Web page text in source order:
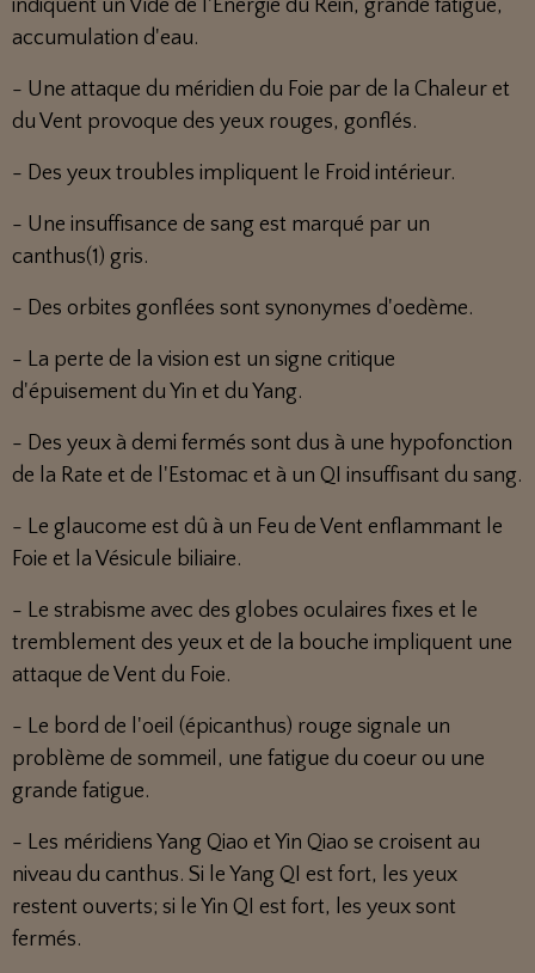
indiquent un Vide de l'Energie du Rein, grande fatigue,
accumulation d'eau.
- Une attaque du méridien du Foie par de la Chaleur et
du Vent provoque des yeux rouges, gonflés.
- Des yeux troubles impliquent le Froid intérieur.
- Une insuffisance de sang est marqué par un
canthus(1) gris.
- Des orbites gonflées sont synonymes d'oedème.
- La perte de la vision est un signe critique
d'épuisement du Yin et du Yang.
- Des yeux à demi fermés sont dus à une hypofonction
de la Rate et de l'Estomac et à un QI insuffisant du sang.
- Le glaucome est dû à un Feu de Vent enflammant le
Foie et la Vésicule biliaire.
- Le strabisme avec des globes oculaires fixes et le
tremblement des yeux et de la bouche impliquent une
attaque de Vent du Foie.
- Le bord de l'oeil (épicanthus) rouge signale un
problème de sommeil, une fatigue du coeur ou une
grande fatigue.
- Les méridiens Yang Qiao et Yin Qiao se croisent au
niveau du canthus. Si le Yang QI est fort, les yeux
restent ouverts; si le Yin QI est fort, les yeux sont
fermés.